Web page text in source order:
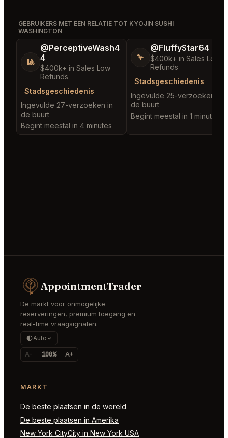
GEBRUIKERS MET EEN RELATIE TOT KYOJIN SUSHI
WASHINGTON
🎱
@PerceptiveWash4
4
$400k+ in Sales Low
Refunds
Stadsgeschiedenis
Ingevulde 27-verzoeken in
de buurt
Begint meestal in 4 minutes
🦩
@FluffyStar64
$400k+ in Sales Low
Refunds
Stadsgeschiedenis
Ingevulde 25-verzoeken in
de buurt
Begint meestal in 1 minute
AppointmentTrader
De markt voor onmogelijke
reserveringen, premium toegang en
real-time vraagsignalen.
Auto
A- 100% A+
MARKT
De beste plaatsen in de wereld
De beste plaatsen in Amerika
New York CityCity in New York USA